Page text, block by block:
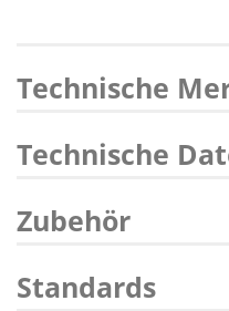
Technische
Technische
Zubehör
Standards